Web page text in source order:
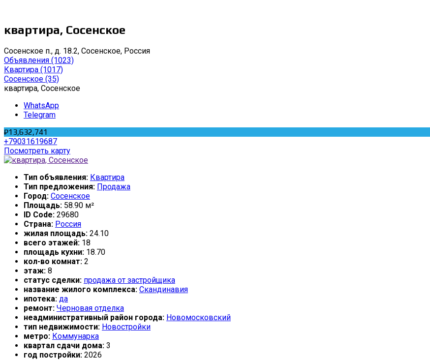
квартира, Сосенское
Сосенское п., д. 18.2, Сосенское, Россия
Объявления (1023)
Квартира (1017)
Сосенское (35)
квартира, Сосенское
WhatsApp
Telegram
₽13,632,741
+79031619687
Посмотреть карту
Тип объявления: Квартира
Тип предложения: Продажа
Город: Сосенское
Площадь: 58.90 м²
ID Code: 29680
Страна: Россия
жилая площадь: 24.10
всего этажей: 18
площадь кухни: 18.70
кол-во комнат: 2
этаж: 8
статус сделки: продажа от застройщика
название жилого комплекса: Скандинавия
ипотека: да
ремонт: Черновая отделка
неадминистративный район города: Новомосковский
тип недвижимости: Новостройки
метро: Коммунарка
квартал сдачи дома: 3
год постройки: 2026